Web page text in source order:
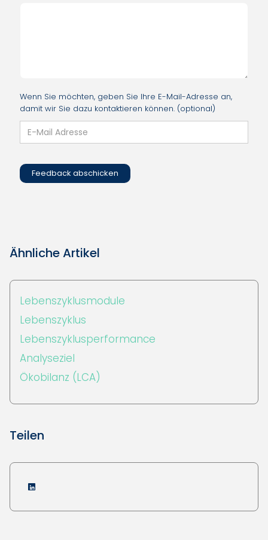
Wenn Sie möchten, geben Sie Ihre E-Mail-Adresse an,
damit wir Sie dazu kontaktieren können. (optional)
Ähnliche Artikel
Lebenszyklusmodule
Lebenszyklus
Lebenszyklusperformance
Analyseziel
Ökobilanz (LCA)
Teilen